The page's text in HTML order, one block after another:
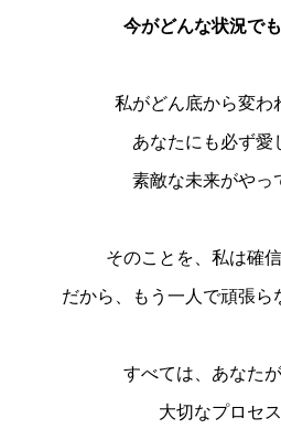
今がどんな状況で
私がどん底から変わ
あなたにも必ず愛
素敵な未来がやっ
そのことを、私は確
だから、もう一人で頑張ら
すべては、あなた
大切なプロセス